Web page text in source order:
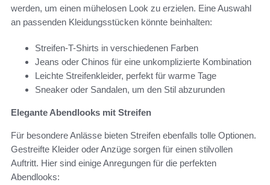
werden, um einen mühelosen Look zu erzielen. Eine Auswahl
an passenden Kleidungsstücken könnte beinhalten:
Streifen-T-Shirts in verschiedenen Farben
Jeans oder Chinos für eine unkomplizierte Kombination
Leichte Streifenkleider, perfekt für warme Tage
Sneaker oder Sandalen, um den Stil abzurunden
Elegante Abendlooks mit Streifen
Für besondere Anlässe bieten Streifen ebenfalls tolle Optionen.
Gestreifte Kleider oder Anzüge sorgen für einen stilvollen
Auftritt. Hier sind einige Anregungen für die perfekten
Abendlooks: